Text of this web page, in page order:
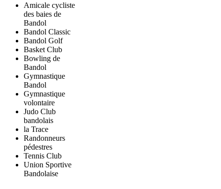
Amicale cycliste
des baies de
Bandol
Bandol Classic
Bandol Golf
Basket Club
Bowling de
Bandol
Gymnastique
Bandol
Gymnastique
volontaire
Judo Club
bandolais
la Trace
Randonneurs
pédestres
Tennis Club
Union Sportive
Bandolaise